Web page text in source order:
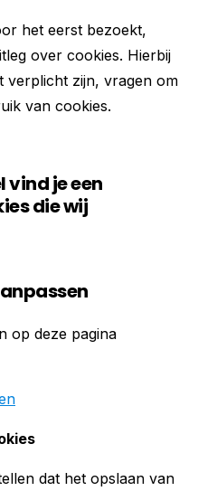
het eerst bezoekt,
over cookies. Hierbij
verplicht zijn, vragen om
van cookies.
je een
die wij
op deze pagina
dat het opslaan van